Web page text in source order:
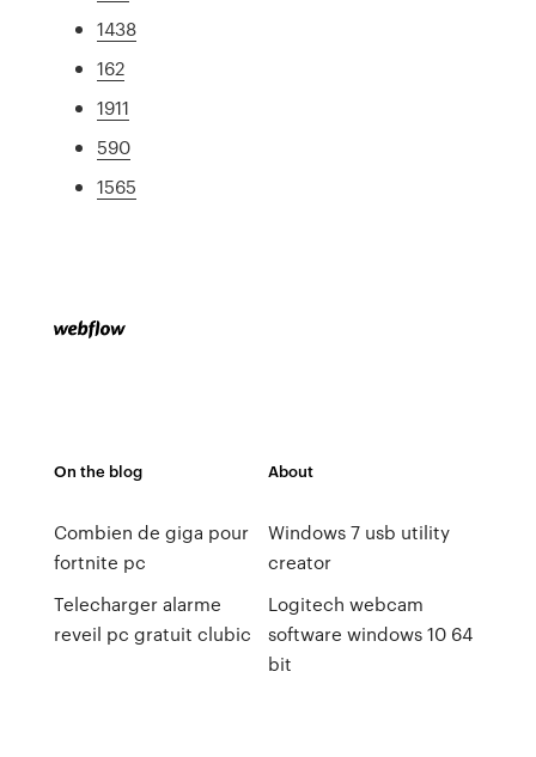
1438
162
1911
590
1565
On the blog
Combien de giga pour
fortnite pc
Telecharger alarme
reveil pc gratuit clubic
About
Windows 7 usb utility
creator
Logitech webcam
software windows 10 64
bit